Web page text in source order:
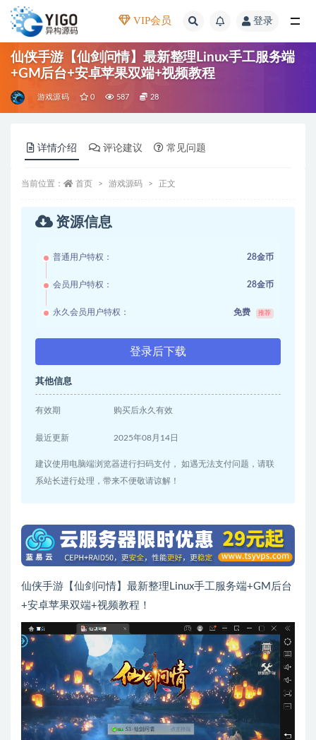
VIP会员 登录
仙侠手游【仙剑问情】最新整理Linux手工服务端
+GM后台+安卓苹果双端+视频教程
游戏源码 0 587 28
详情介绍 评论建议 常见问题
当前位置： 首页 游戏源码 正文
资源信息
普通用户特权： 28金币
会员用户特权： 28金币
永久会员用户特权： 免费 推荐
登录后下载
其他信息
有效期 购买后永久有效
最近更新 2025年08月14日
建议使用电脑端浏览器进行扫码支付， 如遇无法支付问题，请联
系站长进行处理，带来不便敬请谅解！
仙侠手游【仙剑问情】最新整理Linux手工服务端+GM后台
+安卓苹果双端+视频教程！
全部